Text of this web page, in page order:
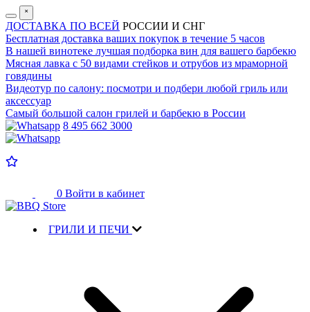
˟
ДОСТАВКА ПО ВСЕЙ РОССИИ И СНГ
Бесплатная доставка ваших покупок в течение 5 часов
В нашей винотеке лучшая подборка вин для вашего барбекю
Мясная лавка с 50 видами стейков и отрубов из мраморной
говядины
Видеотур по салону: посмотри и подбери любой гриль или
аксессуар
Самый большой салон грилей и барбекю в России
8 495 662 3000
0 Войти в кабинет
ГРИЛИ И ПЕЧИ